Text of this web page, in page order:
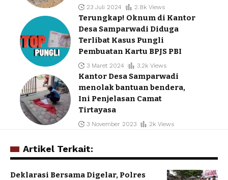
23 Juli 2024 2.8k Views
Terungkap! Oknum di Kantor
Desa Samparwadi Diduga
Terlibat Kasus Pungli
Pembuatan Kartu BPJS PBI
3 Maret 2024 3.2k Views
Kantor Desa Samparwadi
menolak bantuan bendera,
Ini Penjelasan Camat
Tirtayasa
3 November 2023 2k Views
Artikel Terkait:
Deklarasi Bersama Digelar, Polres